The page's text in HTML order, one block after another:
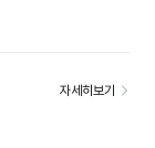
자세히보기